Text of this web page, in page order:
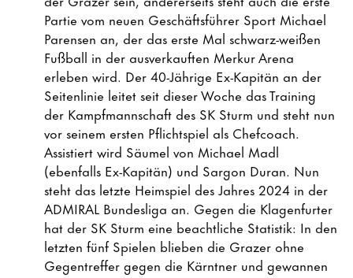
Partie vom neuen Geschäftsführer Sport Michael
Parensen an, der das erste Mal schwarz-weißen
Fußball in der ausverkauften Merkur Arena
erleben wird. Der 40-Jährige Ex-Kapitän an der
Seitenlinie leitet seit dieser Woche das Training
der Kampfmannschaft des SK Sturm und steht nun
vor seinem ersten Pflichtspiel als Chefcoach.
Assistiert wird Säumel von Michael Madl
(ebenfalls Ex-Kapitän) und Sargon Duran. Nun
steht das letzte Heimspiel des Jahres 2024 in der
ADMIRAL Bundesliga an. Gegen die Klagenfurter
hat der SK Sturm eine beachtliche Statistik: In den
letzten fünf Spielen blieben die Grazer ohne
Gegentreffer gegen die Kärntner und gewannen